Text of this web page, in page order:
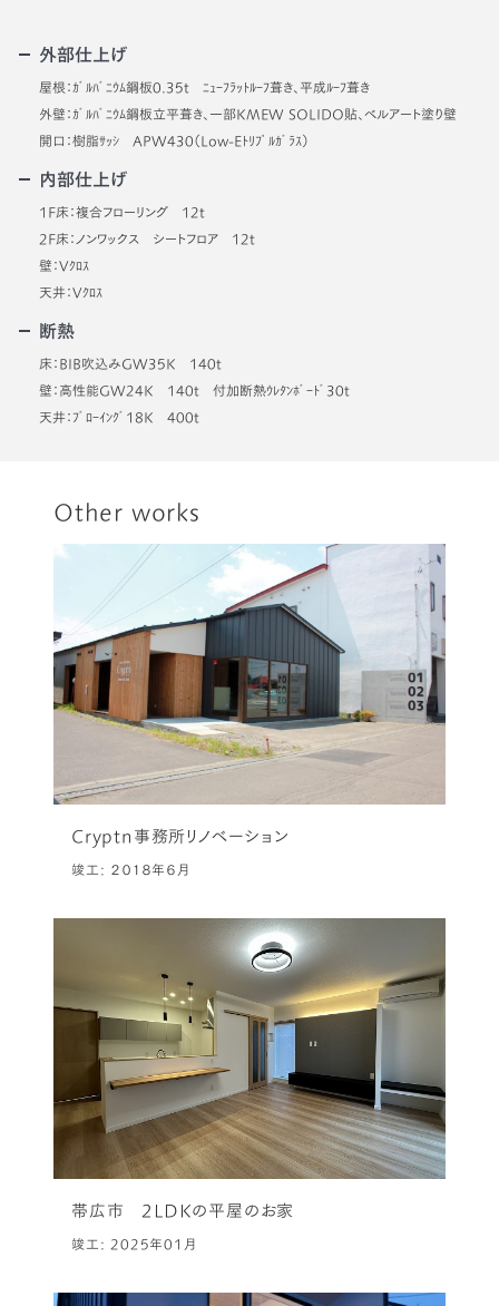
外部仕上げ
屋根：ｶﾞﾙﾊﾞﾆｳﾑ鋼板0.35t ﾆｭｰﾌﾗｯﾄﾙｰﾌ葺き、平成ﾙｰﾌ葺き
外壁：ｶﾞﾙﾊﾞﾆｳﾑ鋼板立平葺き、一部KMEW SOLIDO貼、ベルアート塗り壁
開口：樹脂ｻｯｼ APW430（Low-Eﾄﾘﾌﾟﾙｶﾞﾗｽ）
内部仕上げ
1F床：複合フローリング 12t
2F床：ノンワックス シートフロア 12t
壁：Vｸﾛｽ
天井：Vｸﾛｽ
断熱
床：BIB吹込みGW35K 140t
壁：高性能GW24K 140t 付加断熱ｳﾚﾀﾝﾎﾞｰﾄﾞ30t
天井：ﾌﾞﾛｰｲﾝｸﾞ18K 400t
Other works
Cryptn事務所リノベーション
竣工: ２０１８年６月
帯広市 2LDKの平屋のお家
竣工: 2025年01月